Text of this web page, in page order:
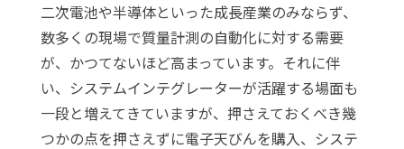
二次電池や半導体といった成長産業のみならず、
数多くの現場で質量計測の自動化に対する需要
が、かつてないほど高まっています。それに伴
い、システムインテグレーターが活躍する場面も
一段と増えてきていますが、押さえておくべき幾
つかの点を押さえずに電子天びんを購入、システ